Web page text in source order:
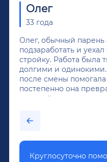
Олег
33 года
Олег, обычный
подзаработать и
стройку. Работа была
долгими и одинокими.
после смены помогала
постепенно она
крепкий алкоголь, и
было назначено
Круглосуточно